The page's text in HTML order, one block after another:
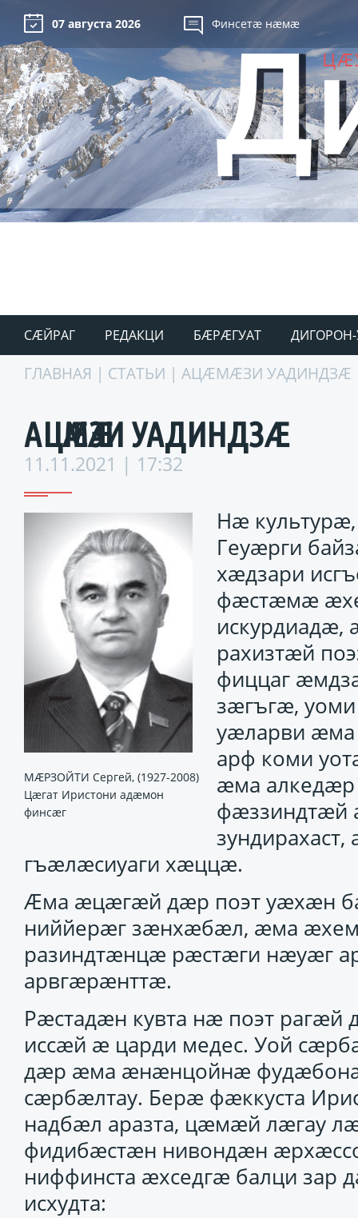
07 августа 2026 Финсетæ нæмæ
СÆЙРАГ РЕДАКЦИ БÆРÆГУАТ ДИГОРОН-
ГЛАВНАЯ | СТАТЬИ | АЦӔМӔЗИ УАДИНДЗӔ
АЦӔМӔЗИ УАДИНДЗӔ
11.11.2021 | 17:32
МÆРЗОЙТИ Сергей, (1927-2008)
Цæгат Иристони адæмон
финсæг
Нӕ
Геуӕрги
хӕдзари
фӕстӕмӕ ӕхе
искурдиадӕ,
рахизтӕй
фиццаг
зӕгъгӕ,
уӕларви
арф коми
ӕма
фӕззиндтӕй
гъӕлӕсиуаги хӕццӕ.
Ӕма ӕцӕгӕй дӕр поэт уӕхӕн
ниййерӕг зӕнхӕбӕл, ӕма
разиндтӕнцӕ рӕстӕги нӕуӕг
арвгӕрӕнттӕ.
Рӕстадӕн кувта нӕ поэт
иссӕй ӕ царди медес. Уой
дӕр ӕма ӕнӕнцойнӕ
сӕрбӕлтау. Берӕ фӕккуста
надбӕл аразта, цӕмӕй лӕгау
фидибӕстӕн нивондӕн
ниффинста ӕхседгӕ балци
исхудта: